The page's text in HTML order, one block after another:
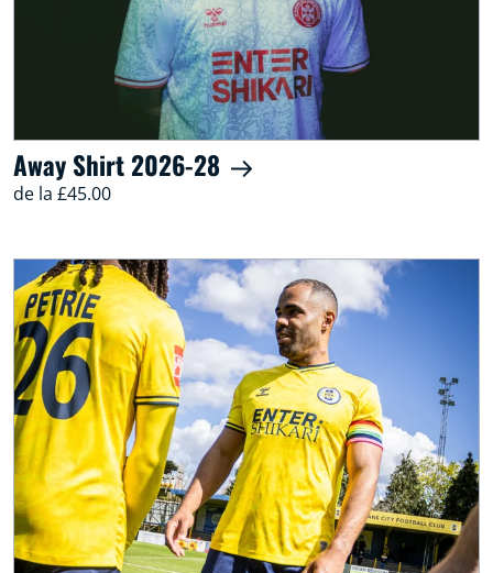
Away Shirt 2026-28
de la £45.00